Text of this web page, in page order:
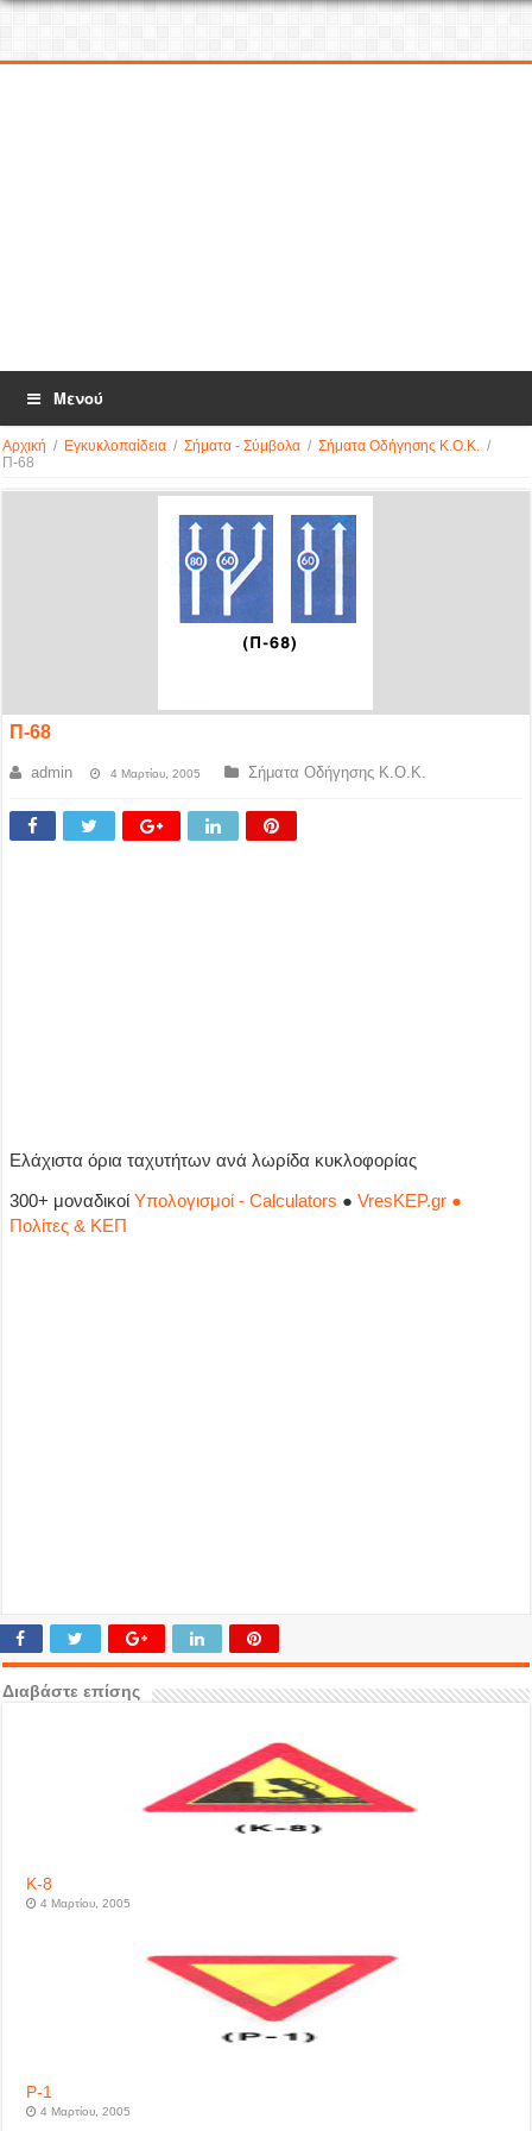
Μενού
Αρχική / Εγκυκλοπαίδεια / Σήματα - Σύμβολα / Σήματα Οδήγησης Κ.Ο.Κ. /
Π-68
Π-68
admin 4 Μαρτίου, 2005 Σήματα Οδήγησης Κ.Ο.Κ.
Ελάχιστα όρια ταχυτήτων ανά λωρίδα κυκλοφορίας
300+ μοναδικοίΥπολογισμοί - Calculators ●VresKEP.gr ●
Πολίτες & ΚΕΠ
Διαβάστε επίσης
Κ-8
4 Μαρτίου, 2005
P-1
4 Μαρτίου, 2005